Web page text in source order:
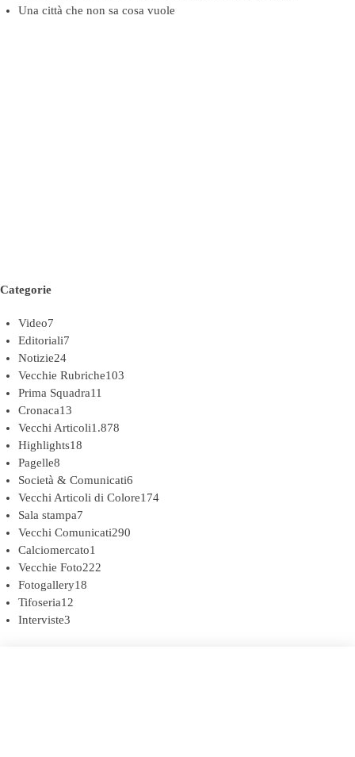
Una città che non sa cosa vuole
Categorie
Video7
Editoriali7
Notizie24
Vecchie Rubriche103
Prima Squadra11
Cronaca13
Vecchi Articoli1.878
Highlights18
Pagelle8
Società & Comunicati6
Vecchi Articoli di Colore174
Sala stampa7
Vecchi Comunicati290
Calciomercato1
Vecchie Foto222
Fotogallery18
Tifoseria12
Interviste3